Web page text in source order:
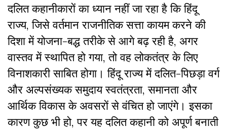
दलित कहानीकारों का ध्यान नहीं जा रहा है कि हिंदू
राज्य, जिसे वर्तमान राजनीतिक सत्ता कायम करने की
दिशा में योजना-बद्ध तरीके से आगे बढ़ रही है, अगर
वास्तव में स्थापित हो गया, तो वह लोकतंत्र के लिए
विनाशकारी साबित होगा। हिंदू राज्य में दलित-पिछड़ा वर्ग
और अल्पसंख्यक समुदाय स्वतंत्रता, समानता और
आर्थिक विकास के अवसरों से वंचित हो जाएंगे। इसका
कारण कुछ भी हो, पर यह दलित कहानी को अपूर्ण बनाती